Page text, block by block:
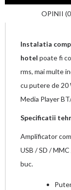
OPINII
Instalatia
hotel poate fi
rms, mai multe
cu putere de 20
Media Player
Specificatii
Amplificator
USB / SD /
buc.